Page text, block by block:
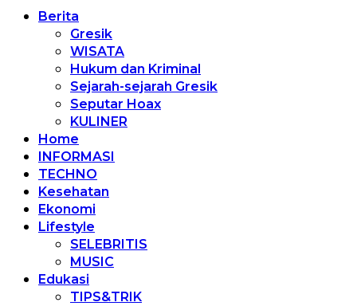
Berita
Gresik
WISATA
Hukum dan Kriminal
Sejarah-sejarah Gresik
Seputar Hoax
KULINER
Home
INFORMASI
TECHNO
Kesehatan
Ekonomi
Lifestyle
SELEBRITIS
MUSIC
Edukasi
TIPS&TRIK